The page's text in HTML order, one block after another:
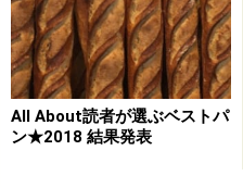
次のページへ
All About読者が選ぶベストパ
ン★2018 結果発表